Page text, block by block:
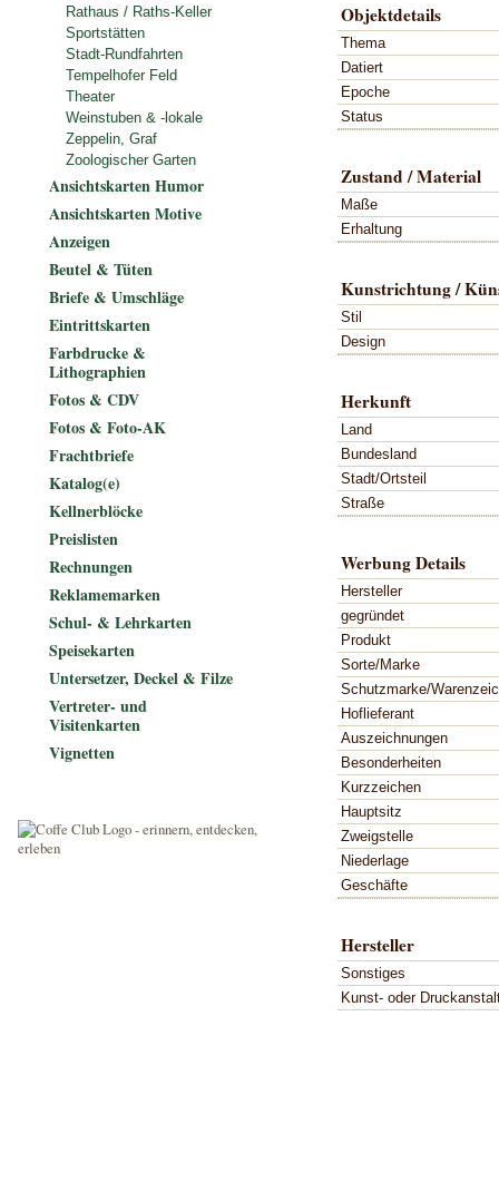
Objektdetails
Thema
Datiert
Epoche
Status
Zustand / Material
Maße
Erhaltung
Kunstrichtung /
Stil
Design
Herkunft
Land
Bundesland
Stadt/Ortsteil
Straße
Werbung Details
Hersteller
gegründet
Produkt
Sorte/Marke
Schutzmarke/
Hoflieferant
Auszeichnungen
Besonderheiten
Kurzzeichen
Hauptsitz
Zweigstelle
Niederlage
Geschäfte
Hersteller
Sonstiges
Kunst- oder
Rathaus / Raths-Keller
Sportstätten
Stadt-Rundfahrten
Tempelhofer Feld
Theater
Weinstuben & -lokale
Zeppelin, Graf
Zoologischer Garten
Ansichtskarten Humor
Ansichtskarten Motive
Anzeigen
Beutel & Tüten
Briefe & Umschläge
Eintrittskarten
Farbdrucke &
Lithographien
Fotos & CDV
Fotos & Foto-AK
Frachtbriefe
Katalog(e)
Kellnerblöcke
Preislisten
Rechnungen
Reklamemarken
Schul- & Lehrkarten
Speisekarten
Untersetzer, Deckel & Filze
Vertreter- und
Visitenkarten
Vignetten